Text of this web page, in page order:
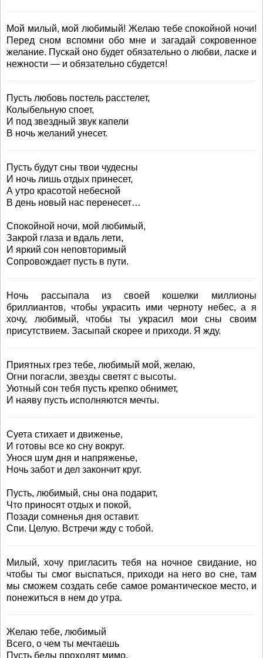
Мой милый, мой любимый! Желаю тебе спокойной ночи!
Перед сном вспомни обо мне и загадай сокровенное
желание. Пускай оно будет обязательно о любви, ласке и
нежности — и обязательно сбудется!
Пусть любовь постель расстелет,
Колыбельную споет,
И под звездный звук капели
В ночь желаний унесет.
Пусть будут сны твои чудесны
И ночь лишь отдых принесет,
А утро красотой небесной
В день новый нас перенесет…
Спокойной ночи, мой любимый,
Закрой глаза и вдаль лети,
И яркий сон неповторимый
Сопровождает пусть в пути.
Ночь рассыпала из своей кошелки миллионы
бриллиантов, чтобы украсить ими черноту небес, а я
хочу, любимый, чтобы ты украсил мои сны своим
присутствием. Засыпай скорее и приходи. Я жду.
Приятных грез тебе, любимый мой, желаю,
Огни погасли, звезды светят с высоты.
Уютный сон тебя пусть крепко обнимет,
И наяву пусть исполняются мечты.
Суета стихает и движенье,
И готовы все ко сну вокруг.
Унося шум дня и напряженье,
Ночь забот и дел закончит круг.
Пусть, любимый, сны она подарит,
Что приносят отдых и покой,
Позади сомненья дня оставит.
Спи. Целую. Встречи жду с тобой.
Милый, хочу пригласить тебя на ночное свидание, но
чтобы ты смог выспаться, приходи на него во сне, там
мы сможем создать себе самое романтическое место, и
понежиться в нем до утра.
Желаю тебе, любимый
Всего, о чем ты мечтаешь
Пусть беды проходят мимо,